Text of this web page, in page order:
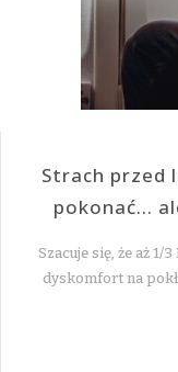
Strach przed
pokonać…
Szacuje się, że aż 1/
dyskomfort na